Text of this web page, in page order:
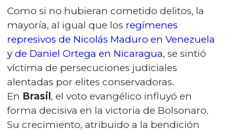
Como si no hubieran cometido delitos, la
mayoría, al igual que los regímenes
represivos de Nicolás Maduro en Venezuela
y de Daniel Ortega en Nicaragua, se sintió
víctima de persecuciones judiciales
alentadas por elites conservadoras.
En Brasil , el voto evangélico influyó en
forma decisiva en la victoria de Bolsonaro.
Su crecimiento, atribuido a la bendición